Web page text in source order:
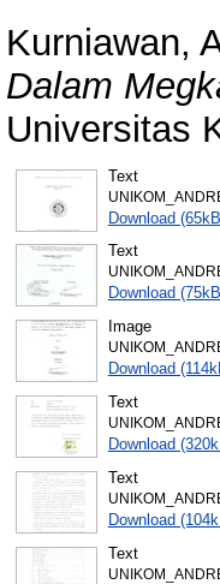
Kurniawan,
Dalam
Universitas
Text
Download
Text
Download
Image
Download
Text
Download
Text
Download
Text